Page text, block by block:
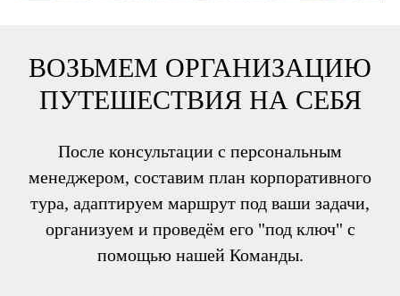
ВОЗЬМЕМ ОРГАНИЗАЦИЮ
ПУТЕШЕСТВИЯ НА СЕБЯ
После консультации с персональным
менеджером, составим план корпоративного
тура, адаптируем маршрут под ваши задачи,
организуем и проведём его "под ключ" с
помощью нашей Команды.